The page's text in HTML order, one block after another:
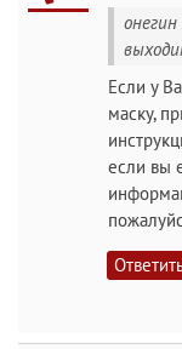
онегин
Если у
маску,
если вы